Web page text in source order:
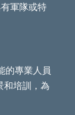
軍隊或特
的專業人員
和培訓，為